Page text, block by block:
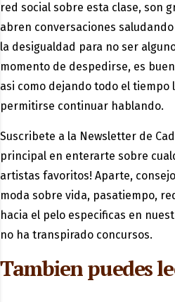
red social sobre esta clase, son
abren conversaciones
la desigualdad para no ser
momento de despedirse, es
asi­ como dejando todo el
permitirse continuar hablando.
Suscribete a la Newsletter de
principal en enterarte sobre
artistas favoritos! Aparte,
moda sobre vida, pasatiempo,
hacia el pelo especificas en
no ha transpirado concursos.
Tambien puedes